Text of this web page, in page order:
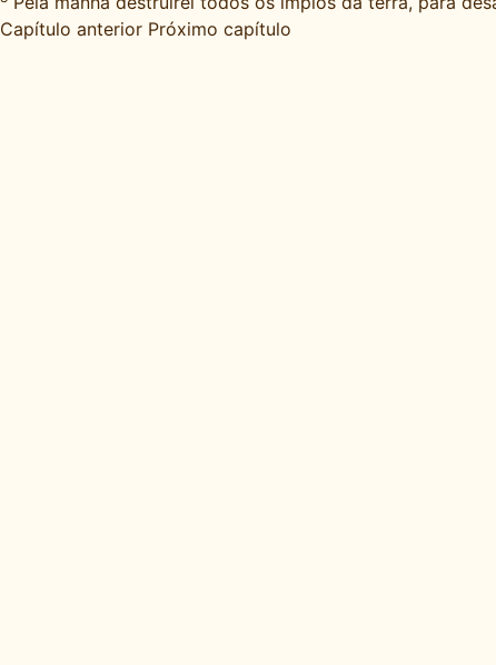
Capítulo anterior Próximo capítulo